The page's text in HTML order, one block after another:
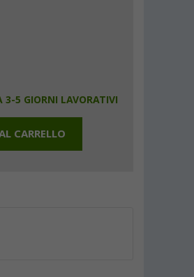
3-5 GIORNI LAVORATIVI
CARRELLO